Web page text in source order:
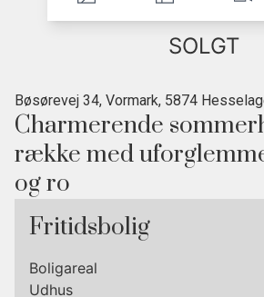
SOLGT
Bøsørevej 34, Vormark, 5874
Charmerende
række med
og ro
• Panoramaudsigt over havet
• Strand lige nedenfor grunden
Fritidsbolig
Boligareal
Udhus